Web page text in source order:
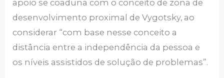
apoio se coaduna com o conceito de zona de
desenvolvimento proximal de Vygotsky, ao
considerar “com base nesse conceito a
distância entre a independência da pessoa e
os níveis assistidos de solução de problemas”.